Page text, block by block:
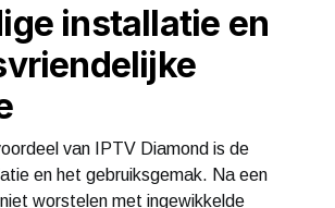
installatie en
van IPTV Diamond is de
en het gebruiksgemak. Na een
worstelen met ingewikkelde